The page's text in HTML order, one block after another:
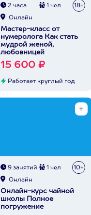
2 часа 1 чел 18+
Онлайн
Мастер-класс от
нумеролога Как стать
мудрой женой,
любовницей
15 600 ₽
Работает круглый год
9 занятий 1 чел 10+
Онлайн
Онлайн-курс чайной
школы Полное
погружение